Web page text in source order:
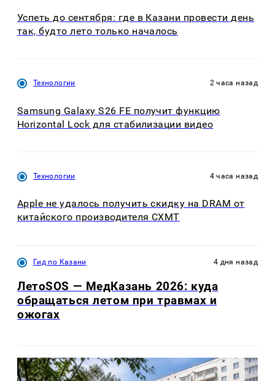
Успеть до сентября: где в Казани провести день
так, будто лето только началось
Технологии 2 часа назад
Samsung Galaxy S26 FE получит функцию
Horizontal Lock для стабилизации видео
Технологии 4 часа назад
Apple не удалось получить скидку на DRAM от
китайского производителя CXMT
Гид по Казани 4 дня назад
ЛетоSOS — МедКазань 2026: куда
обращаться летом при травмах и
ожогах